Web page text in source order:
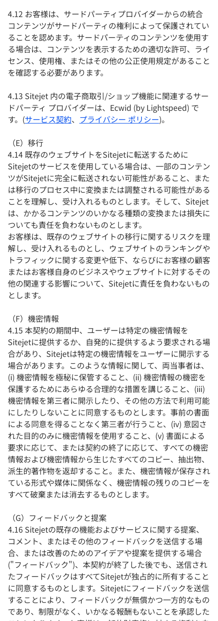
4.12 お客様は、サードパーティプロバイダーからの統合
コンテンツがサードパーティの権利によって保護されてい
ることを認めます。サードパーティのコンテンツを使用す
る場合は、コンテンツを表示するための適切な許可、ライ
センス、使用権、またはその他の公正使用規定があること
を確認する必要があります。
4.13 Sitejet 内の電子商取引/ショップ機能に関連するサー
ドパーティ プロバイダーは、Ecwid (by Lightspeed) で
す。(サービス契約、 プライバシー ポリシー)。
（E）移行
4.14 既存のウェブサイトをSitejetに転送するために
Sitejetのサービスを使用している場合は、一部のコンテン
ツがSitejetに完全に転送されない可能性があること、また
は移行のプロセス中に変換または調整される可能性がある
ことを理解し、受け入れるものとします。そして、Sitejet
は、かかるコンテンツのいかなる種類の変換または損失に
ついても責任を負わないものとします。
お客様は、既存のウェブサイトの移行に関するリスクを理
解し、受け入れるものとし、ウェブサイトのランキングや
トラフィックに関する変更や低下、ならびにお客様の顧客
またはお客様自身のビジネスやウェブサイトに対するその
他の関連する影響について、Sitejetに責任を負わないもの
とします。
（F）機密情報
4.15 本契約の期間中、ユーザーは特定の機密情報を
Sitejetに提供するか、自発的に提供するよう要求される場
合があり、Sitejetは特定の機密情報をユーザーに開示する
場合があります。このような情報に関して、両当事者は、
(i) 機密情報を極秘に保管すること、(ii) 機密情報の機密を
保護するためにあらゆる合理的な措置を講じること、(iii)
機密情報を第三者に開示したり、その他の方法で利用可能
にしたりしないことに同意するものとします。事前の書面
による同意を得ることなく第三者が行うこと、(iv) 意図さ
れた目的のみに機密情報を使用すること、(v) 書面による
要求に応じて、または契約の終了に応じて、すべての機密
情報および機密情報から生じたすべてのコピー、抽出物、
派生的著作物を返却すること。また、機密情報が保存され
ている形式や媒体に関係なく、機密情報の残りのコピーを
すべて破棄または消去するものとします。
（G）フィードバックと提案
4.16 Sitejetの既存の機能およびサービスに関する提案、
コメント、またはその他のフィードバックを送信する場
合、または改善のためのアイデアや提案を提供する場合
("フィードバック")、本契約が終了した後でも、送信され
たフィードバックはすべてSitejetが独占的に所有すること
に同意するものとします。Sitejetにフィードバックを送信
することにより、フィードバックが無償かつ一方的なもの
であり、制限がなく、いかなる報酬もないことを承認した